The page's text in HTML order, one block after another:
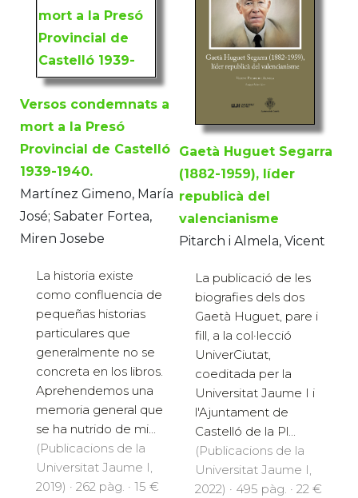
Versos condemnats a
mort a la Presó
Provincial de Castelló
1939-1940.
Martínez Gimeno, María
José; Sabater Fortea,
Miren Josebe
La historia existe
como confluencia de
pequeñas historias
particulares que
generalmente no se
concreta en los libros.
Aprehendemos una
memoria general que
se ha nutrido de mi...
(Publicacions de la
Universitat Jaume I,
2019) · 262 pàg. · 15 €
Gaetà Huguet Segarra
(1882-1959), líder
republicà del
valencianisme
Pitarch i Almela, Vicent
La publicació de les
biografies dels dos
Gaetà Huguet, pare i
fill, a la col·lecció
UniverCiutat,
coeditada per la
Universitat Jaume I i
l'Ajuntament de
Castelló de la Pl...
(Publicacions de la
Universitat Jaume I,
2022) · 495 pàg. · 22 €